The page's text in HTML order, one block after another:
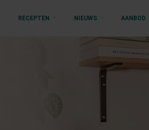
RECEPTEN NIEUWS AANBOD